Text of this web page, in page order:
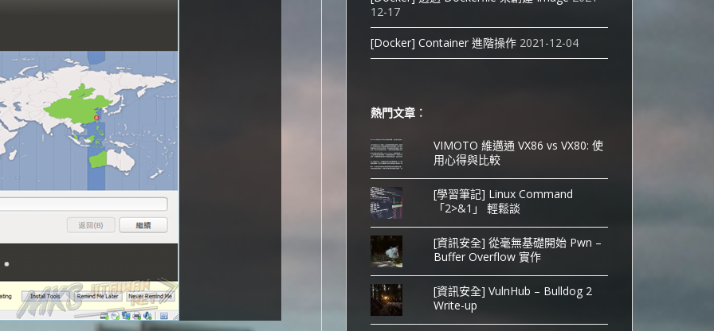
12-17
[Docker] Container 進階操作 2021-12-04
熱門文章︰
VIMOTO 維邁通 VX86 vs VX80: 使
用心得與比較
[學習筆記] Linux Command
「2>&1」 輕鬆談
[資訊安全] 從毫無基礎開始 Pwn –
Buffer Overflow 實作
[資訊安全] VulnHub – Bulldog 2
Write-up